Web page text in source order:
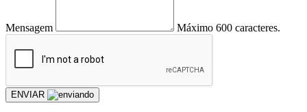
Mensagem Máximo 600 caracteres.
ENVIAR